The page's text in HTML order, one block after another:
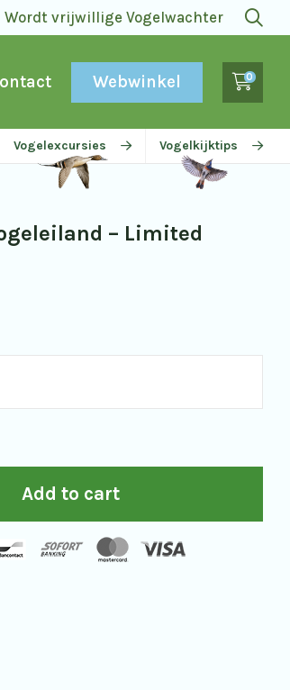
Wordt vrijwillige Vogelwachter
Webwinkel 0
Vogelexcursies Vogelkijktips
– Limited
Add to cart